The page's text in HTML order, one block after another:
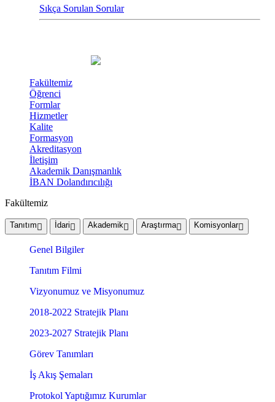
Sıkça Sorulan Sorular
Fakültemiz
Öğrenci
Formlar
Hizmetler
Kalite
Formasyon
Akreditasyon
İletişim
Akademik Danışmanlık
İBAN Dolandırıcılığı
Fakültemiz
Tanıtım İdari Akademik Araştırma Komisyonlar
Genel Bilgiler
Tanıtım Filmi
Vizyonumuz ve Misyonumuz
2018-2022 Stratejik Planı
2023-2027 Stratejik Planı
Görev Tanımları
İş Akış Şemaları
Protokol Yaptığımız Kurumlar